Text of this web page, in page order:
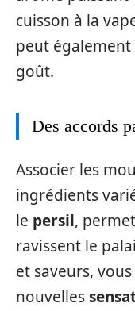
cuisson à la
peut également
goût.
Des accords
Associer les
ingrédients
le persil,
ravissent le
et saveurs,
nouvelles